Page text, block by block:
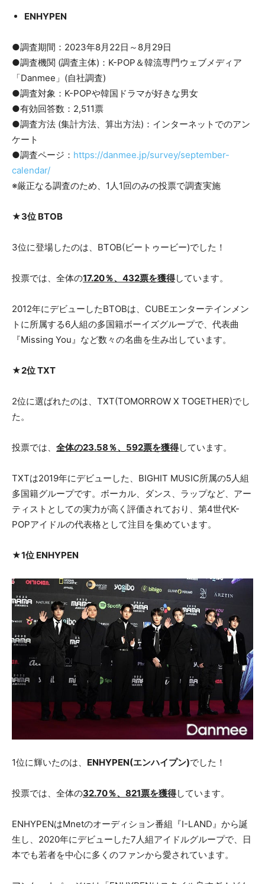
ENHYPEN
●調査期間：2023年8月22日～8月29日
●調査機関 (調査主体)：K-POP＆韓流専門ウェブメディア
「Danmee」(自社調査)
●調査対象：K-POPや韓国ドラマが好きな男女
●有効回答数：2,511票
●調査方法 (集計方法、算出方法)：インターネットでのアン
ケート
●調査ページ： https://danmee.jp/survey/september-
calendar/
※厳正なる調査のため、1人1回のみの投票で調査実施
★3位 BTOB
3位に登場したのは、BTOB(ビートゥービー)でした！
投票では、全体の17.20％、432票を獲得しています。
2012年にデビューしたBTOBは、CUBEエンターテインメン
トに所属する6人組の多国籍ボーイズグループで、代表曲
『Missing You』など数々の名曲を生み出しています。
★2位 TXT
2位に選ばれたのは、TXT(TOMORROW X TOGETHER)でし
た。
投票では、 全体の23.58％、592票を獲得しています。
TXTは2019年にデビューした、BIGHIT MUSIC所属の5人組
多国籍グループです。ボーカル、ダンス、ラップなど、アー
ティストとしての実力が高く評価されており、第4世代K-
POPアイドルの代表格として注目を集めています。
★1位 ENHYPEN
1位に輝いたのは、 ENHYPEN(エンハイプン)でした！
投票では、全体の32.70％、821票を獲得しています。
ENHYPENはMnetのオーディション番組『I-LAND』から誕
生し、2020年にデビューした7人組アイドルグループで、日
本でも若者を中心に多くのファンから愛されています。